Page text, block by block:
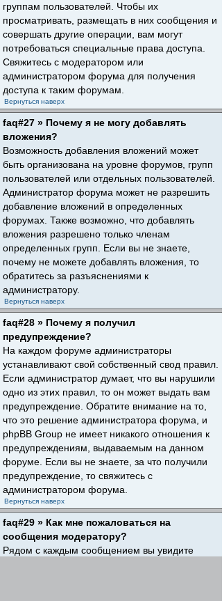
группам пользователей. Чтобы их
просматривать, размещать в них сообщения и
совершать другие операции, вам могут
потребоваться специальные права доступа.
Свяжитесь с модератором или
администратором форума для получения
доступа к таким форумам.
Вернуться наверх
faq#27 » Почему я не могу добавлять
вложения?
Возможность добавления вложений может
быть организована на уровне форумов, групп
пользователей или отдельных пользователей.
Администратор форума может не разрешить
добавление вложений в определенных
форумах. Также возможно, что добавлять
вложения разрешено только членам
определенных групп. Если вы не знаете,
почему не можете добавлять вложения, то
обратитесь за разъяснениями к
администратору.
Вернуться наверх
faq#28 » Почему я получил
предупреждение?
На каждом форуме администраторы
устанавливают свой собственный свод правил.
Если администратор думает, что вы нарушили
одно из этих правил, то он может выдать вам
предупреждение. Обратите внимание на то,
что это решение администратора форума, и
phpBB Group не имеет никакого отношения к
предупреждениям, выдаваемым на данном
форуме. Если вы не знаете, за что получили
предупреждение, то свяжитесь с
администратором форума.
Вернуться наверх
faq#29 » Как мне пожаловаться на
сообщения модератору?
Рядом с каждым сообщением вы увидите